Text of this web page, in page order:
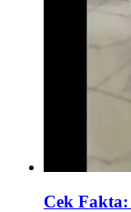
Cek